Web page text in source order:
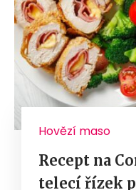
Hovězí maso
Recept na
telecí řízek